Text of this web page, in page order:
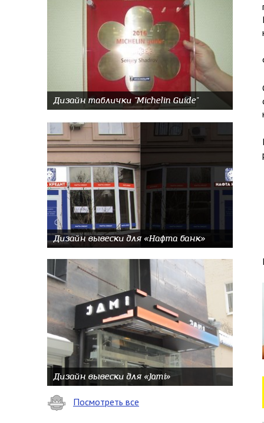
Дизайн таблички "Michelin Guide"
Дизайн вывески для «Нафта банк»
Дизайн вывески для «Jami»
Посмотреть все